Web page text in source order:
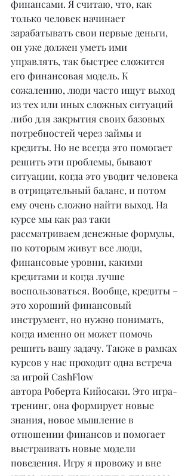
финансами. Я считаю, что, как
только человек начинает
зарабатывать свои первые деньги,
он уже должен уметь ими
управлять, так быстрее сложится
его финансовая модель. К
сожалению, люди часто ищут выход
из тех или иных сложных ситуаций
либо для закрытия своих базовых
потребностей через займы и
кредиты. Но не всегда это помогает
решить эти проблемы, бывают
ситуации, когда это уводит человека
в отрицательный баланс, и потом
ему очень сложно найти выход. На
курсе мы как раз таки
рассматриваем денежные формулы,
по которым живут все люди,
финансовые уровни, какими
кредитами и когда лучше
воспользоваться. Вообще, кредиты –
это хороший финансовый
инструмент, но нужно понимать,
когда именно он может помочь
решить вашу задачу. Также в рамках
курсов у нас проходит одна встреча
за игрой CashFlow
автора Роберта Кийосаки. Это игра-
тренинг, она формирует новые
знания, новое мышление в
отношении финансов и помогает
выстраивать новые модели
поведения. Игру я провожу и вне